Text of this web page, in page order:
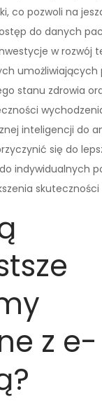
co pozwoli na
do danych
w rozwój
stanu zdrowia
inteligencji do
się do
indywidualnych
skuteczności
z e-